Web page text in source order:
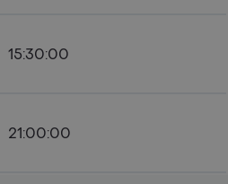
15:30:00
21:00:00